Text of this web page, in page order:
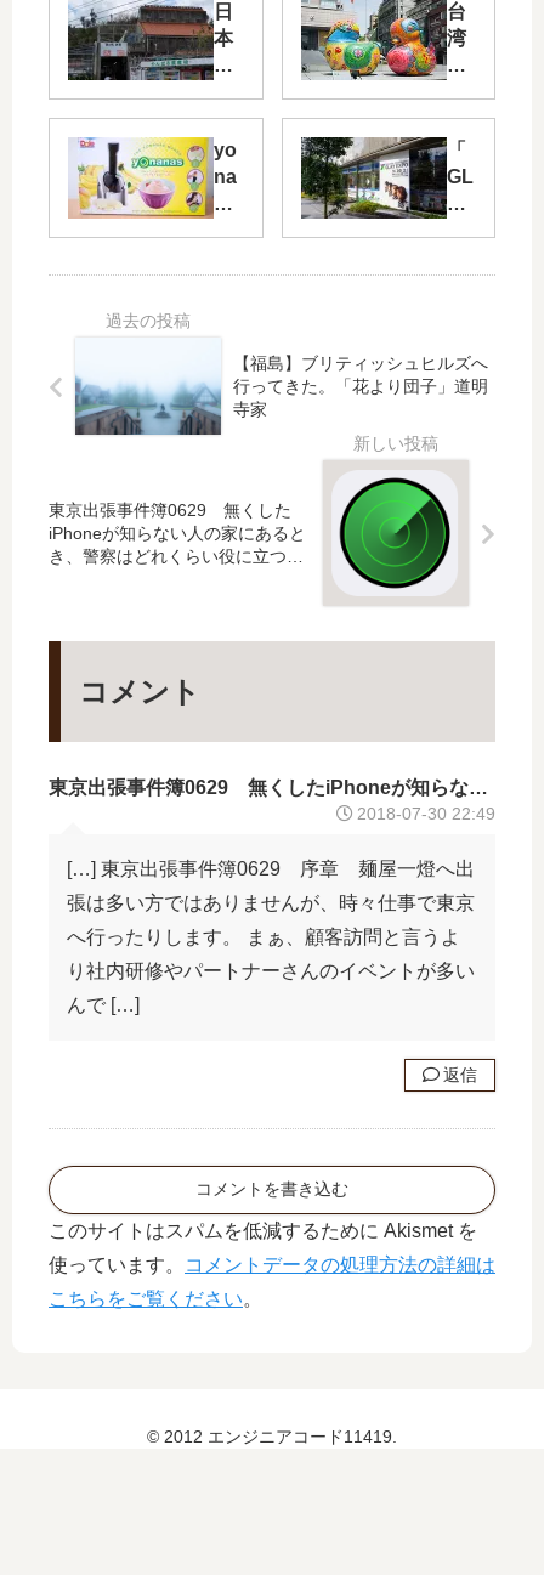
日
本
一
「
道
の
田
て
き
た
台
湾
旅
へ
行
っ
て
き
。
ー
ジ
ト
台
北
）
yo
na
na
）
開
儀
！
「
GL
AY
で
GL
14
の
限
定
ー
手
に
れ
ろ
！
【福島】ブリティッシュヒルズへ
行ってきた。「花より団子」道明
寺家
東京出張事件簿0629 無くした
iPhoneが知らない人の家にあると
き、警察はどれくらい役に立つの
コメント
東京出張事件簿0629 無くしたiPhoneが知らない人の家にあるとき、警察はどれくらい役に立つのか | エンジニアコード11419
2018-07-30 22:49
[…] 東京出張事件簿0629 序章 麺屋一燈へ出
張は多い方ではありませんが、時々仕事で東京
へ行ったりします。 まぁ、顧客訪問と言うよ
り社内研修やパートナーさんのイベントが多い
んで […]
返信
コメントを書き込む
このサイトはスパムを低減するために Akismet を
使っています。
コメントデータの処理方法の詳細は
こちらをご覧ください。
© 2012 エンジニアコード11419.